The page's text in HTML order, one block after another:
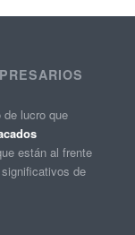
lucro que
están al frente
de